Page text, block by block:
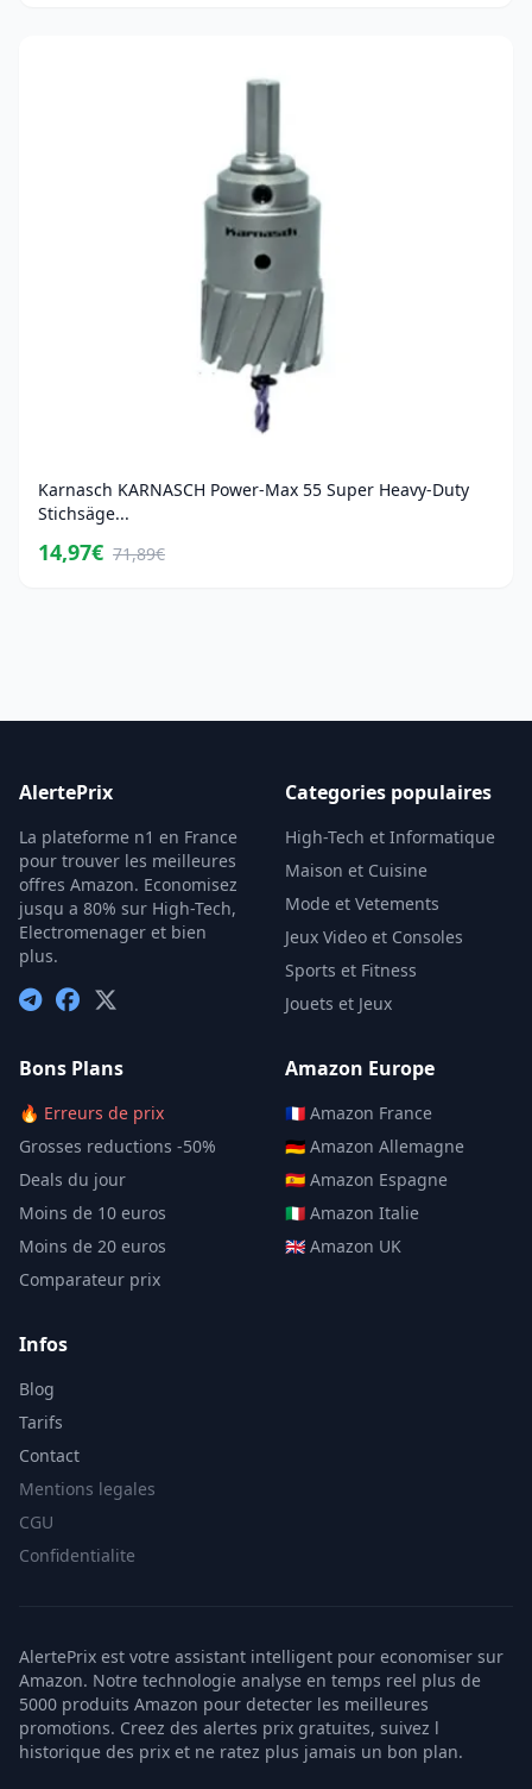
Karnasch KARNASCH Power-Max 55 Super Heavy-Duty
Stichsäge...
14,97€ 71,89€
AlertePrix
La plateforme n1 en France
pour trouver les meilleures
offres Amazon. Economisez
jusqu a 80% sur High-Tech,
Electromenager et bien
plus.
Categories populaires
High-Tech et Informatique
Maison et Cuisine
Mode et Vetements
Jeux Video et Consoles
Sports et Fitness
Jouets et Jeux
Bons Plans
🔥 Erreurs de prix
Grosses reductions -50%
Deals du jour
Moins de 10 euros
Moins de 20 euros
Comparateur prix
Amazon Europe
🇫🇷 Amazon France
🇩🇪 Amazon Allemagne
🇪🇸 Amazon Espagne
🇮🇹 Amazon Italie
🇬🇧 Amazon UK
Infos
Blog
Tarifs
Contact
Mentions legales
CGU
Confidentialite
AlertePrix est votre assistant intelligent pour economiser sur
Amazon. Notre technologie analyse en temps reel plus de
5000 produits Amazon pour detecter les meilleures
promotions. Creez des alertes prix gratuites, suivez l
historique des prix et ne ratez plus jamais un bon plan.